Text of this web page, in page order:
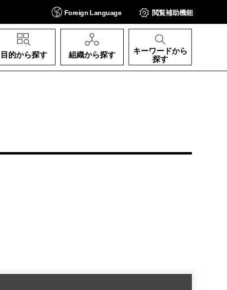
Foreign Language 閲覧補助機能
目的から探す 組織から探す
キーワードから
探す